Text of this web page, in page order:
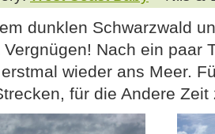
dunklen Schwarzwald
Vergnügen! Nach ein paar
wieder ans Meer.
für die Andere Zeit